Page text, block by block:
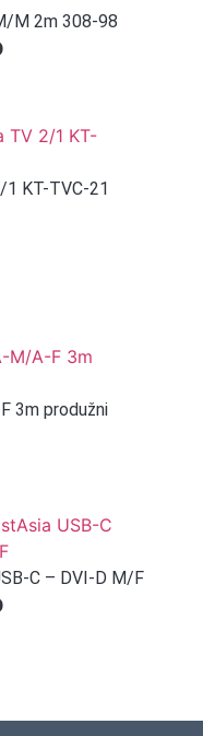
M 2m 308-98
KT-TVC-21
3m produžni
C – DVI-D M/F